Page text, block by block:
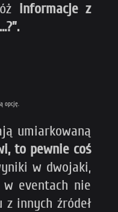
informacje z
opcję.
umiarkowaną
to pewnie coś
w dwojaki,
w eventach nie
z innych źródeł